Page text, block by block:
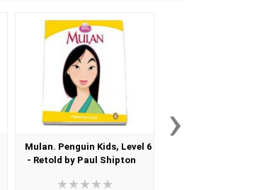
Mulan. Penguin Kids, Level 6
- Retold by Paul Shipton
›